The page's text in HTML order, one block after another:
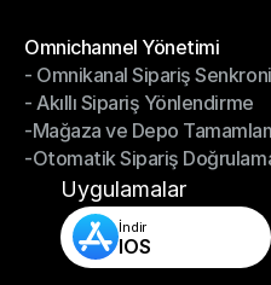
Omnichannel Yönetimi
Omnichannel Yönetimi
- Omnikanal Sipariş
- Omnikanal Sipariş
- Akıllı Sipariş Yönlendirme
- Akıllı Sipariş Yönlendirme
-Mağaza ve Depo
-Mağaza ve Depo
-Otomatik Sipariş
-Otomatik Sipariş
Uygulamalar
İndir
IOS